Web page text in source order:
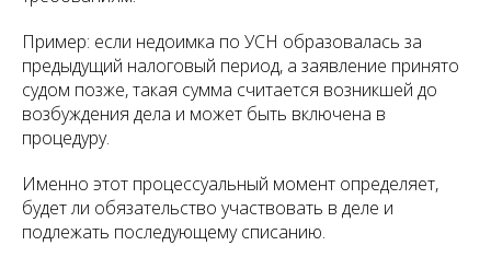
Пример: если недоимка по УСН образовалась за
предыдущий налоговый период, а заявление принято
судом позже, такая сумма считается возникшей до
возбуждения дела и может быть включена в
процедуру.
Именно этот процессуальный момент определяет,
будет ли обязательство участвовать в деле и
подлежать последующему списанию.